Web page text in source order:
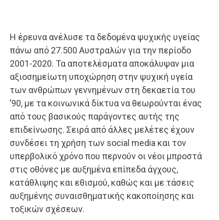
Η έρευνα ανέλυσε τα δεδομένα ψυχικής υγείας
πάνω από 27.500 Αυστραλών για την περίοδο
2001-2020. Τα αποτελέσματα αποκάλυψαν μια
αξιοσημείωτη υποχώρηση στην ψυχική υγεία
των ανθρώπων γεννημένων στη δεκαετία του
’90, με τα κοινωνικά δίκτυα να θεωρούνται ένας
από τους βασικούς παράγοντες αυτής της
επιδείνωσης. Σειρά από άλλες μελέτες έχουν
συνδέσει τη χρήση των social media και τον
υπερβολικό χρόνο που περνούν οι νέοι μπροστά
στις οθόνες με αυξημένα επίπεδα άγχους,
κατάθλιψης και εθισμού, καθώς και με τάσεις
αυξημένης συναισθηματικής κακοποίησης και
τοξικών σχέσεων.